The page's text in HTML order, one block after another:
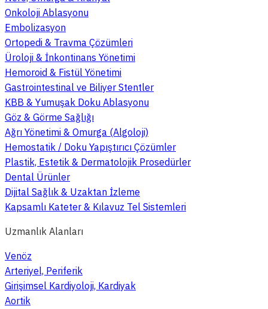
Onkoloji Ablasyonu
Embolizasyon
Ortopedi & Travma Çözümleri
Üroloji & İnkontinans Yönetimi
Hemoroid & Fistül Yönetimi
Gastrointestinal ve Biliyer Stentler
KBB & Yumuşak Doku Ablasyonu
Göz & Görme Sağlığı
Ağrı Yönetimi & Omurga (Algoloji)
Hemostatik / Doku Yapıştırıcı Çözümler
Plastik, Estetik & Dermatolojik Prosedürler
Dental Ürünler
Dijital Sağlık & Uzaktan İzleme
Kapsamlı Kateter & Kılavuz Tel Sistemleri
Uzmanlık Alanları
Venöz
Arteriyel, Periferik
Girişimsel Kardiyoloji, Kardiyak
Aortik